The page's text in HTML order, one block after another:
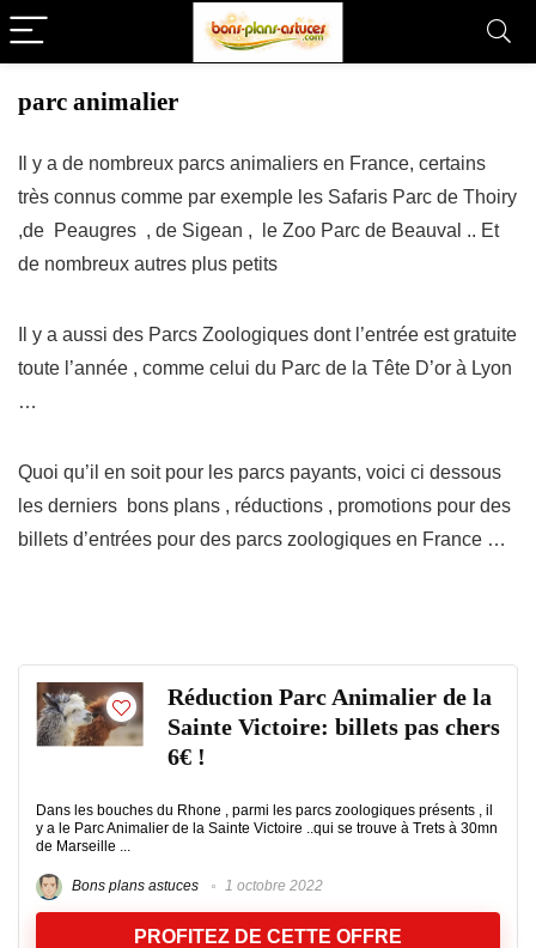
parc animalier
Il y a de nombreux parcs animaliers en France, certains
très connus comme par exemple les Safaris Parc de Thoiry
,de Peaugres , de Sigean , le Zoo Parc de Beauval .. Et
de nombreux autres plus petits
Il y a aussi des Parcs Zoologiques dont l’entrée est gratuite
toute l’année , comme celui du Parc de la Tête D’or à Lyon
…
Quoi qu’il en soit pour les parcs payants, voici ci dessous
les derniers bons plans , réductions , promotions pour des
billets d’entrées pour des parcs zoologiques en France …
Réduction Parc Animalier de la
Sainte Victoire: billets pas chers
6€ !
Dans les bouches du Rhone , parmi les parcs zoologiques présents , il
y a le Parc Animalier de la Sainte Victoire ..qui se trouve à Trets à 30mn
de Marseille ...
Bons plans astuces 1 octobre 2022
PROFITEZ DE CETTE OFFRE